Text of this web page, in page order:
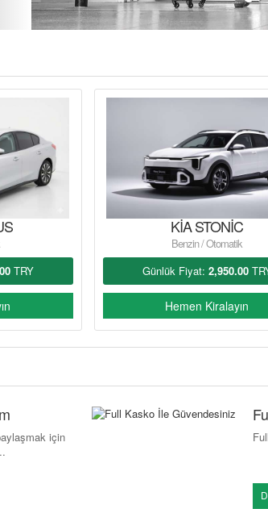
TRY
KİA STONİC
Benzin / Otomatik
Günlük Fiyat: 2,950.00
Hemen Kiralayın
için